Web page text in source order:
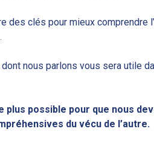
des clés pour mieux comprendre
nous parlons vous sera utile
plus possible pour que nous
du vécu de l’autre.